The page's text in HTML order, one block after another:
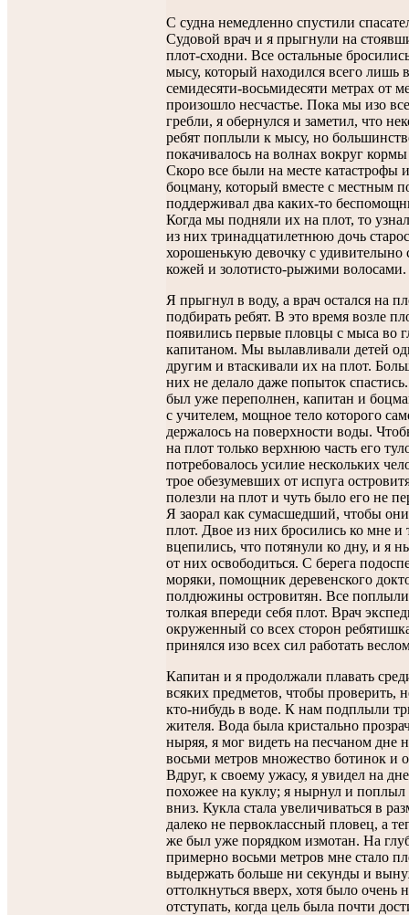
С судна немедленно спустили
Судовой врач и я прыгнули на
плот-сходни. Все остальные
мысу, который находился всего лишь в
семидесяти-восьмидесяти метрах от
произошло несчастье. Пока мы изо
гребли, я обернулся и заметил, что
ребят поплыли к мысу, но
покачивалось на волнах вокруг
Скоро все были на месте катастрофы
боцману, который вместе с местным
поддерживал два каких-то
Когда мы подняли их на плот, то
из них тринадцатилетнюю дочь
хорошенькую девочку с удивителыно
кожей и золотисто-рыжими волосами.
Я прыгнул в воду, а врач остался на
подбирать ребят. В это время возле
появились первые пловцы с мыса во
капитаном. Мы вылавливали детей
другим и втаскивали их на плот.
них не делало даже попыток
был уже переполнен, капитан и
с учителем, мощное тело которого
держалось на поверхности воды.
на плот только верхнюю часть его
потребовалось усилие нескольких
трое обезумевших от испуга
полезли на плот и чуть было его не
Я заорал как сумасшедший, чтобы
плот. Двое из них бросились ко мне и
вцепились, что потянули ко дну, и я
от них освободиться. С берега
моряки, помощник деревенского
полдюжины островитян. Все
толкая впереди себя плот. Врач
окруженный со всех сторон
принялся изо всех сил работать
Капитан и я продолжали плавать
всяких предметов, чтобы проверить,
кто-нибудь в воде. К нам подплыли
жителя. Вода была кристально
ныряя, я мог видеть на песчаном дне
восьми метров множество ботинок и
Вдруг, к своему ужасу, я увидел на
похожее на куклу; я нырнул и поплыл
вниз. Кукла стала увеличиваться в
далеко не первоклассный пловец, а
же был уже порядком измотан. На
примерно восьми метров мне стало
выдержать больше ни секунды и
оттолкнуться вверх, хотя было очень
отступать, когда цель была почти